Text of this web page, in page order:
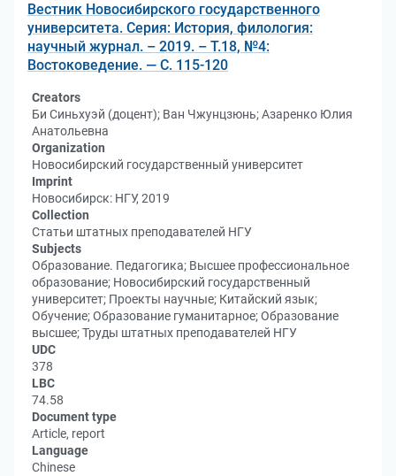
Вестник Новосибирского государственного
университета. Серия: История, филология:
научный журнал. – 2019. – Т.18, №4:
Востоковедение. — С. 115-120
Creators
Би Синьхуэй (доцент); Ван Чжунцзюнь; Азаренко Юлия
Анатольевна
Organization
Новосибирский государственный университет
Imprint
Новосибирск: НГУ, 2019
Collection
Статьи штатных преподавателей НГУ
Subjects
Образование. Педагогика; Высшее профессиональное
образование; Новосибирский государственный
университет; Проекты научные; Китайский язык;
Обучение; Образование гуманитарное; Образование
высшее; Труды штатных преподавателей НГУ
UDC
378
LBC
74.58
Document type
Article, report
Language
Chinese